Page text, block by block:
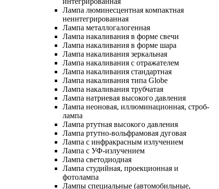
Лампа люминесцентная компактная
неинтегрированная
Лампа металлогалогенная
Лампа накаливания в форме свечи
Лампа накаливания в форме шара
Лампа накаливания зеркальная
Лампа накаливания с отражателем
Лампа накаливания стандартная
Лампа накаливания типа Globe
Лампа накаливания трубчатая
Лампа натриевая высокого давления
Лампа неоновая, иллюминационная, строб-
лампа
Лампа ртутная высокого давления
Лампа ртутно-вольфрамовая дуговая
Лампа с инфракрасным излучением
Лампа с УФ-излучением
Лампа светодиодная
Лампа студийная, проекционная и
фотолампа
Лампы специальные (автомобильные,